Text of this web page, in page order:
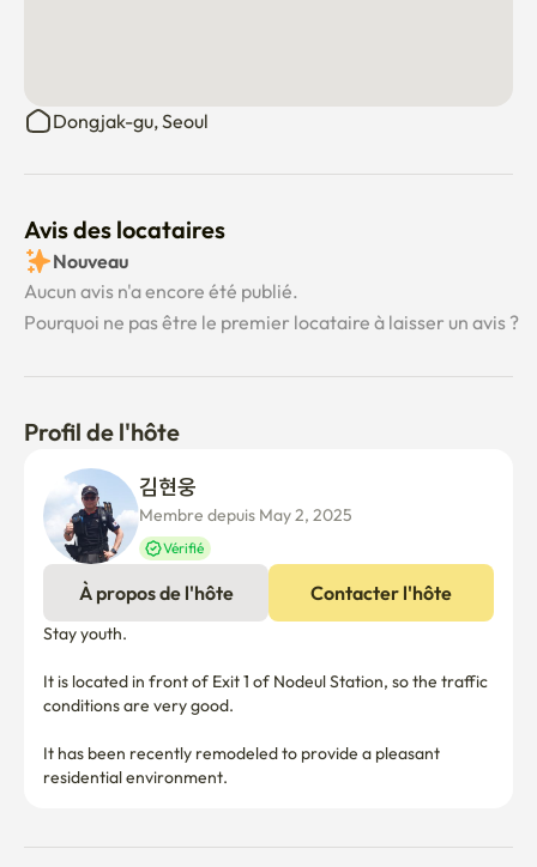
Dongjak-gu, Seoul
Avis des locataires
Nouveau
Aucun avis n'a encore été publié.
Pourquoi ne pas être le premier locataire à laisser un avis ?
Profil de l'hôte
Membre depuis May 2, 2025
Vérifié
À propos de l'hôte Contacter l'hôte
Stay youth.
It is located in front of Exit 1 of Nodeul Station, so the traffic
conditions are very good.
It has been recently remodeled to provide a pleasant
residential environment.